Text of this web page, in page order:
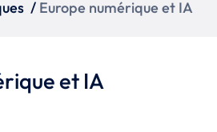
/ Europe numérique et IA
et IA